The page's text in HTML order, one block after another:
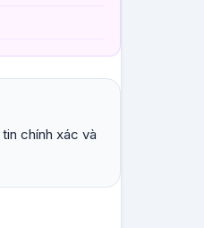
chính xác và